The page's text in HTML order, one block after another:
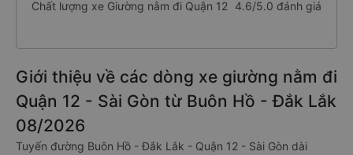
Chất lượng xe Giường nằm đi Quận 12 4.6/5.0 đánh giá
Giới thiệu về các dòng xe giường nằm đi
Quận 12 - Sài Gòn từ Buôn Hồ - Đắk Lắk
08/2026
Tuyến đường Buôn Hồ - Đắk Lắk - Quận 12 - Sài Gòn dài